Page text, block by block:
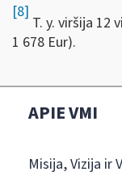
[8]
T. y. viršija 12
1 678 Eur).
APIE VMI
Misija, Vizija ir